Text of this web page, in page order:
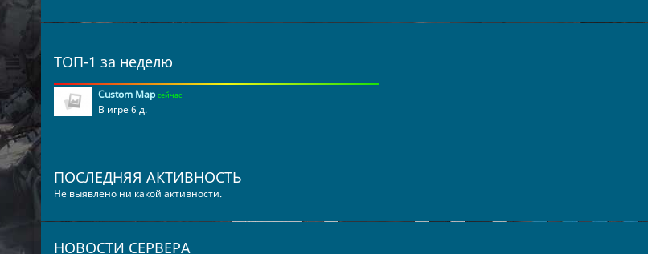
14
annalisa
15
leda
16
vania
18
Player17
19
ailene
20
keesha
ТОП-1 за неделю
Custom Map сейчас
В игре 6 д.
ПОСЛЕДНЯЯ АКТИВНОСТЬ
Не выявлено ни какой активности.
НОВОСТИ СЕРВЕРА